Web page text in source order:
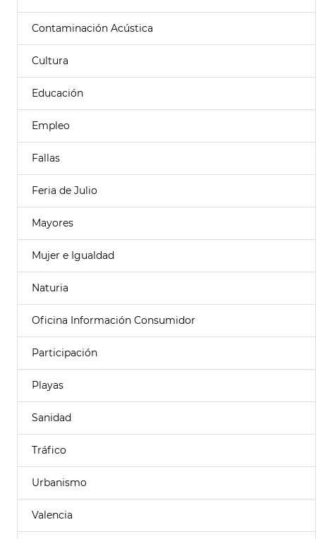
Contaminación Acústica
Cultura
Educación
Empleo
Fallas
Feria de Julio
Mayores
Mujer e Igualdad
Naturia
Oficina Información Consumidor
Participación
Playas
Sanidad
Tráfico
Urbanismo
Valencia